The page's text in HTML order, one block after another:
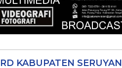
KABUPATEN SERUYAN